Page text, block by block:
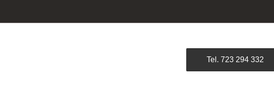
Tel. 723 294 332